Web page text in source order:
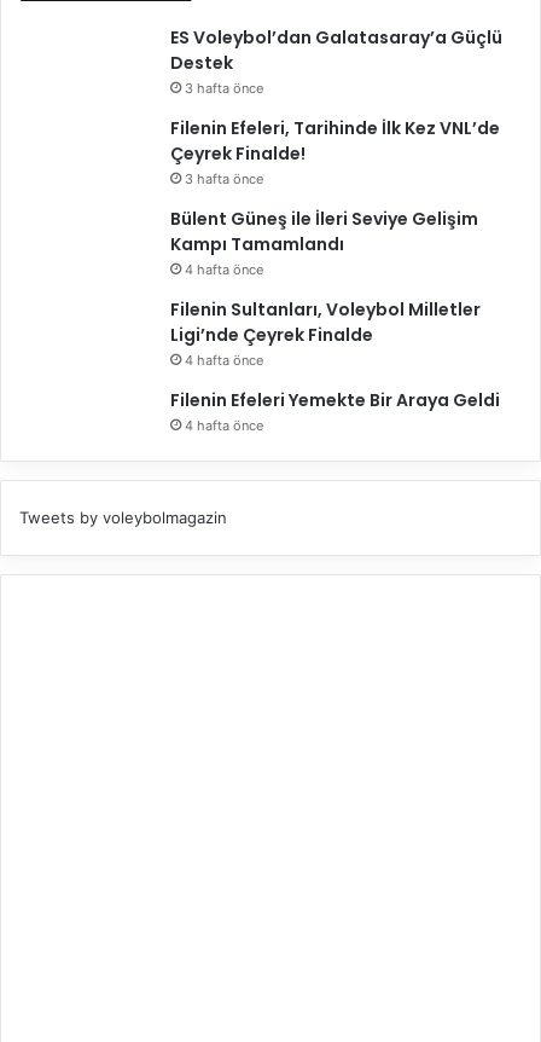
ES Voleybol’dan Galatasaray’a Güçlü
Destek
3 hafta önce
Filenin Efeleri, Tarihinde İlk Kez VNL’de
Çeyrek Finalde!
3 hafta önce
Bülent Güneş ile İleri Seviye Gelişim
Kampı Tamamlandı
4 hafta önce
Filenin Sultanları, Voleybol Milletler
Ligi’nde Çeyrek Finalde
4 hafta önce
Filenin Efeleri Yemekte Bir Araya Geldi
4 hafta önce
Tweets by voleybolmagazin